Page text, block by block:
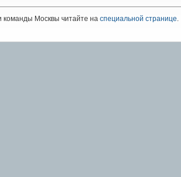
Москвы читайте на специальной странице.